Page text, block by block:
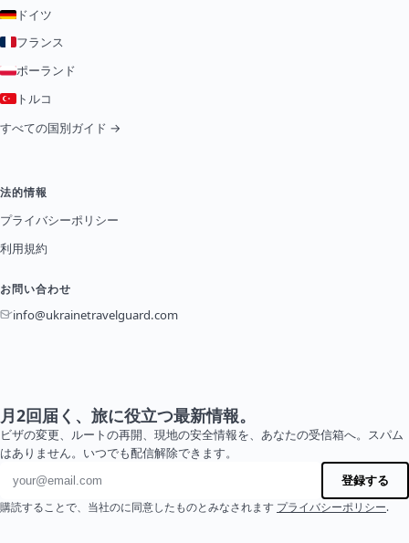
ドイツ
フランス
ポーランド
トルコ
すべての国別ガイド →
法的情報
プライバシーポリシー
利用規約
お問い合わせ
info@ukrainetravelguard.com
月2回届く、旅に役立つ最新情報。
ビザの変更、ルートの再開、現地の安全情報を、あなたの受信箱へ。スパム
はありません。いつでも配信解除できます。
メールアドレス
登録する
購読することで、当社のに同意したものとみなされます プライバシーポリシー.